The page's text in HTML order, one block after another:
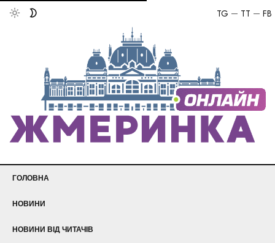
FB
TT
TG
ГОЛОВНА
НОВИНИ
НОВИНИ ВІД ЧИТАЧІВ